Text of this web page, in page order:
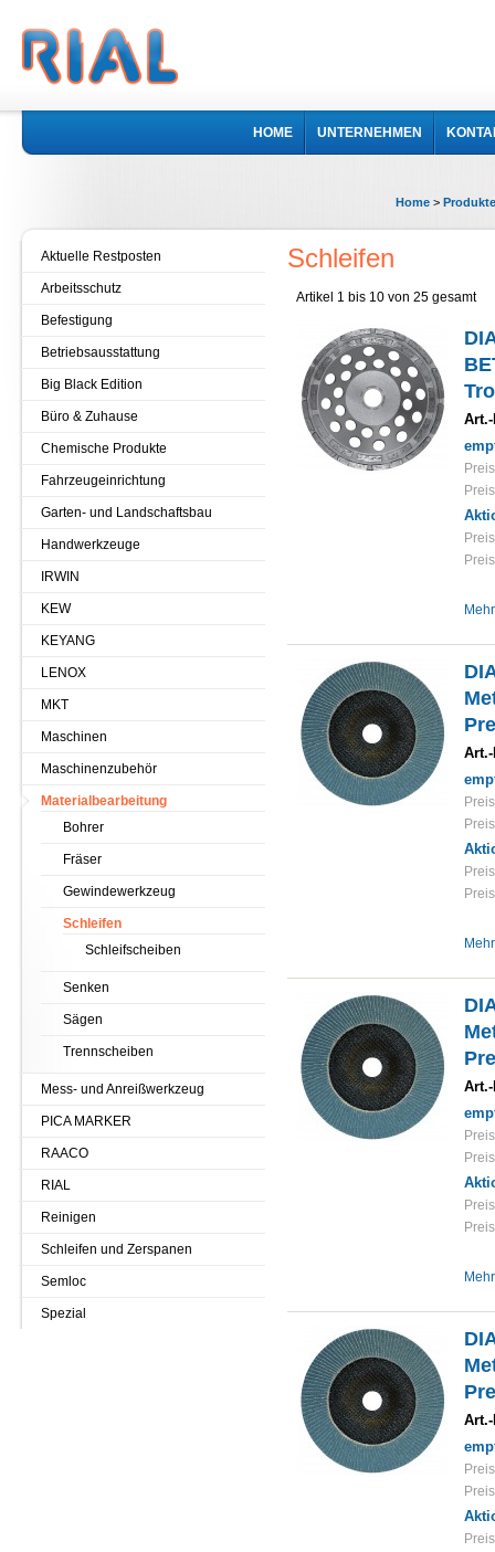
HOME UNTERNEHMEN
Home > Produkte
Schleifen
Artikel 1 bis 10 von 25 gesamt
Art.-
Art.-
Art.-
Art.-
Aktuelle Restposten
Arbeitsschutz
Befestigung
Betriebsausstattung
Big Black Edition
Büro & Zuhause
Chemische Produkte
Fahrzeugeinrichtung
Garten- und Landschaftsbau
Handwerkzeuge
IRWIN
KEW
KEYANG
LENOX
MKT
Maschinen
Maschinenzubehör
Materialbearbeitung
Bohrer
Fräser
Gewindewerkzeug
Schleifen
Schleifscheiben
Senken
Sägen
Trennscheiben
Mess- und Anreißwerkzeug
PICA MARKER
RAACO
RIAL
Reinigen
Schleifen und Zerspanen
Semloc
Spezial